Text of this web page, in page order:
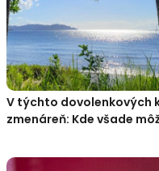
V týchto dovolenkových
zmenáreň: Kde všade